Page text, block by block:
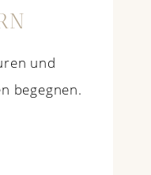
und
begegnen.